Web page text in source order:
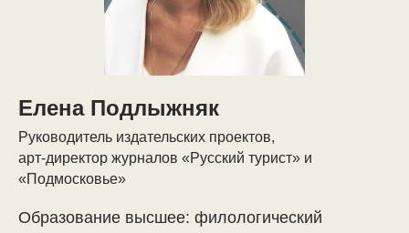
Елена Подлыжняк
Руководитель издательских проектов,
арт-директор журналов «Русский турист» и
«Подмосковье»
Образование высшее: филологический